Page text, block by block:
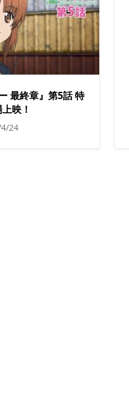
最終章』第5話 特
映！
24